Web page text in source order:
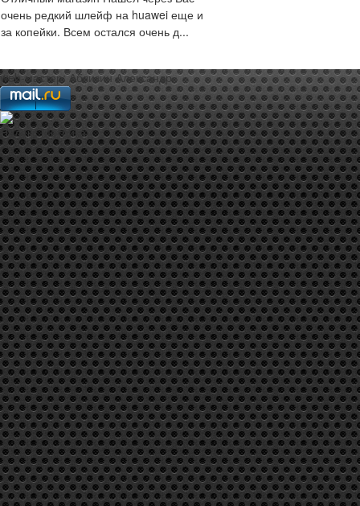
очень редкий шлейф на huawei еще и
за копейки. Всем остался очень д...
web-мастер:Аблизин Александр